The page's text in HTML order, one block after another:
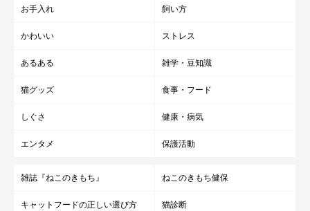
お手入れ 飼い方
かわいい ストレス
あるある 雑学・豆知識
猫グッズ 食事・フード
しぐさ 健康・病気
エンタメ 保護活動
雑誌『ねこのきもち』 ねこのきもち健保
キャットフードの正しい選び方 猫診断